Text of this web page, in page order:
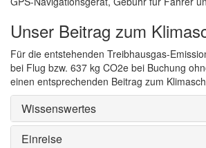
Unser Beitrag zum
Für die entstehenden Treibhausgas-
bei Flug bzw. 637 kg CO2e bei Buchung
einen entsprechenden Beitrag zum
Wissenswertes
Einreise